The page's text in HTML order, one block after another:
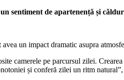
sentiment de apartenență și
un impact dramatic asupra
camerele pe parcursul zilei.
și conferă zilei un ritm